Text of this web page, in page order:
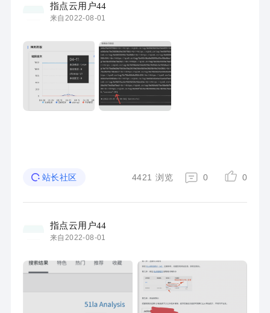
指点云用户44
来自2022-08-01
站长社区 4421 浏览 0 0
指点云用户44
来自2022-08-01